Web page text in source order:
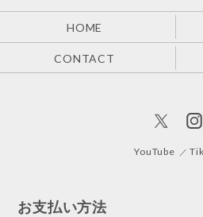
HOME
CONTACT
YouTube
お支払い方法